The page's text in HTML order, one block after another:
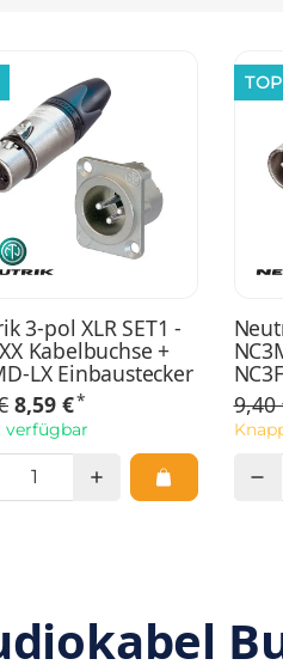
3-pol XLR SET1 -
Kabelbuchse +
LX Einbaustecker
8,59 €*
verfügbar
TOP
9,40